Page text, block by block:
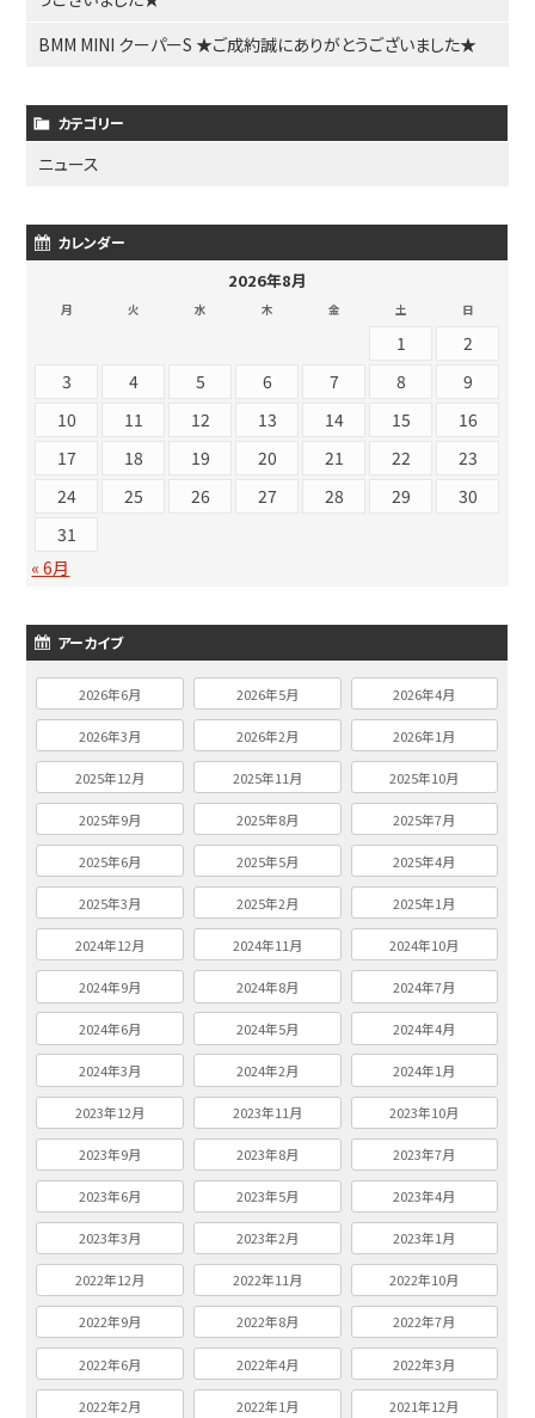
BMM MINI クーパーS ★ご成約誠にありがとうございました★
カテゴリー
ニュース
カレンダー
2026年8月
月 火 水 木 金 土 日
1
2
3
4 5 6 7 8
9
10
11 12 13 14 15
16
17
18 19 20 21 22
23
24
25 26 27 28 29
30
31
« 6月
アーカイブ
2026年6月 2026年5月 2026年4月
2026年3月 2026年2月 2026年1月
2025年12月 2025年11月 2025年10月
2025年9月 2025年8月 2025年7月
2025年6月 2025年5月 2025年4月
2025年3月 2025年2月 2025年1月
2024年12月 2024年11月 2024年10月
2024年9月 2024年8月 2024年7月
2024年6月 2024年5月 2024年4月
2024年3月 2024年2月 2024年1月
2023年12月 2023年11月 2023年10月
2023年9月 2023年8月 2023年7月
2023年6月 2023年5月 2023年4月
2023年3月 2023年2月 2023年1月
2022年12月 2022年11月 2022年10月
2022年9月 2022年8月 2022年7月
2022年6月 2022年4月 2022年3月
2022年2月 2022年1月 2021年12月